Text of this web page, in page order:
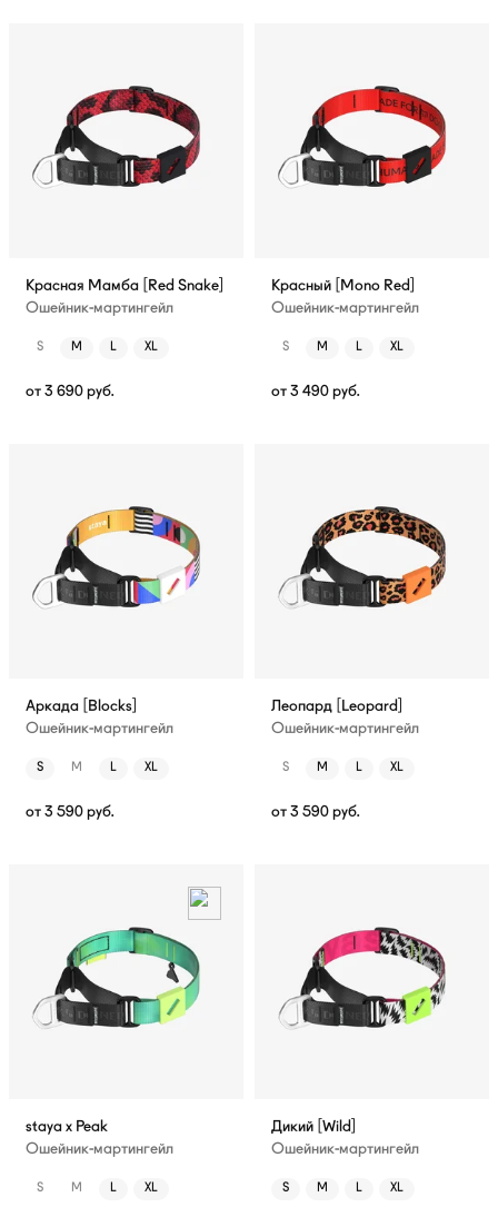
Красная Мамба [Red Snake]
Ошейник-мартингейл
S M L XL
от 3 690 руб.
Красный [Mono Red]
Ошейник-мартингейл
S M L XL
от 3 490 руб.
Аркада [Blocks]
Ошейник-мартингейл
S M L XL
от 3 590 руб.
Леопард [Leopard]
Ошейник-мартингейл
S M L XL
от 3 590 руб.
staya x Peak
Ошейник-мартингейл
S M L XL
Дикий [Wild]
Ошейник-мартингейл
S M L XL